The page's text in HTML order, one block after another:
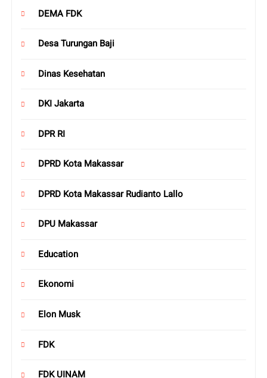
DEMA FDK
Desa Turungan Baji
Dinas Kesehatan
DKI Jakarta
DPR RI
DPRD Kota Makassar
DPRD Kota Makassar Rudianto Lallo
DPU Makassar
Education
Ekonomi
Elon Musk
FDK
FDK UINAM